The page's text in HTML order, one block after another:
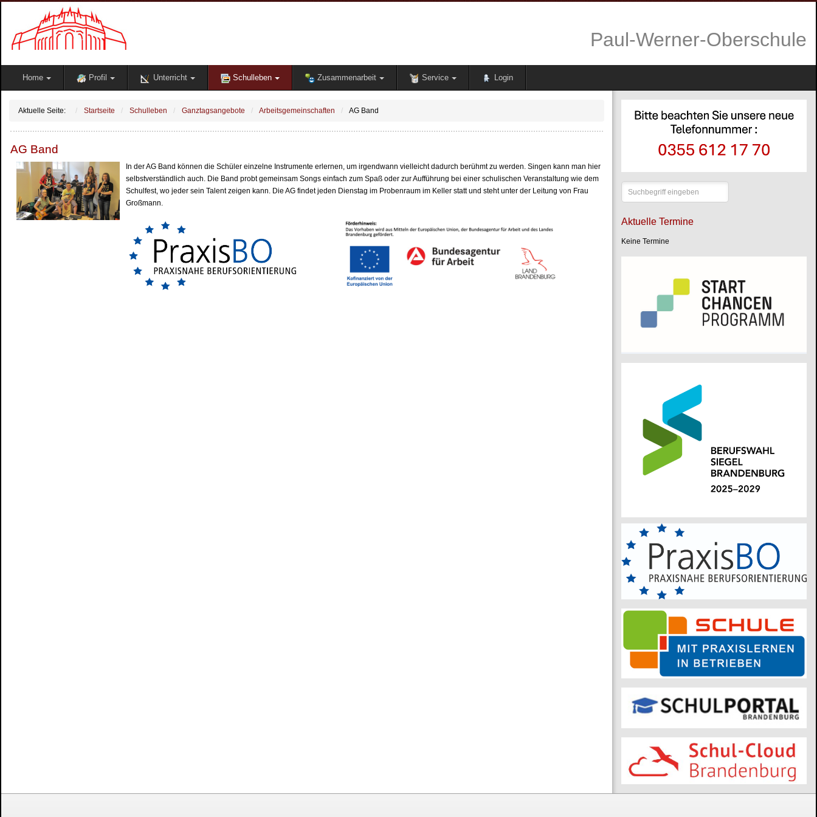
Paul-Werner-Oberschule
Home Profil Unterricht Schulleben Zusammenarbeit Service Login
Aktuelle Seite: Startseite Schulleben Ganztagsangebote Arbeitsgemeinschaften AG Band
AG Band
In der AG Band können die Schüler einzelne Instrumente erlernen, um irgendwann vielleicht dadurch berühmt zu werden. Singen kann man hier
selbstverständlich auch. Die Band probt gemeinsam Songs einfach zum Spaß oder zur Aufführung bei einer schulischen Veranstaltung wie dem
Schulfest, wo jeder sein Talent zeigen kann. Die AG findet jeden Dienstag im Probenraum im Keller statt und steht unter der Leitung von Frau
Großmann.
Suchen
...
Aktuelle Termine
Keine Termine